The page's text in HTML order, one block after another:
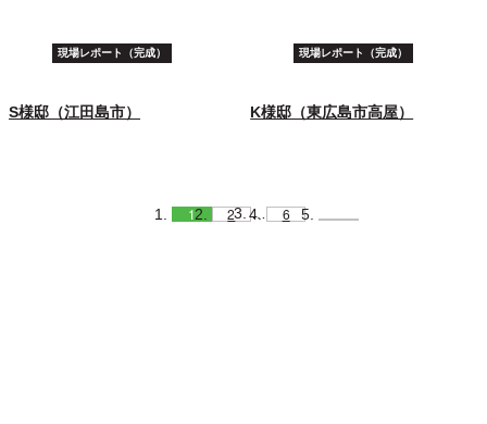
現場レポート（完成）
S様邸（江田島市）
現場レポート（完成）
K様邸（東広島市高屋）
1 2 … 6